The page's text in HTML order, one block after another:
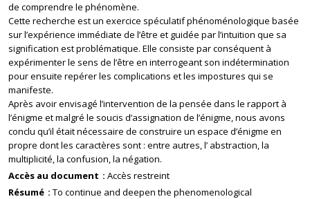
de comprendre le phénomène.
Cette recherche est un exercice spéculatif phénoménologique basée
sur l’expérience immédiate de l’être et guidée par l’intuition que sa
signification est problématique. Elle consiste par conséquent à
expérimenter le sens de l’être en interrogeant son indétermination
pour ensuite repérer les complications et les impostures qui se
manifeste.
Après avoir envisagé l’intervention de la pensée dans le rapport à
l’énigme et malgré le soucis d’assignation de l’énigme, nous avons
conclu qu’il était nécessaire de construire un espace d’énigme en
propre dont les caractères sont : entre autres, l’ abstraction, la
multiplicité, la confusion, la négation.
Accès au document
Accès restreint
Résumé
To continue and deepen the phenomenological